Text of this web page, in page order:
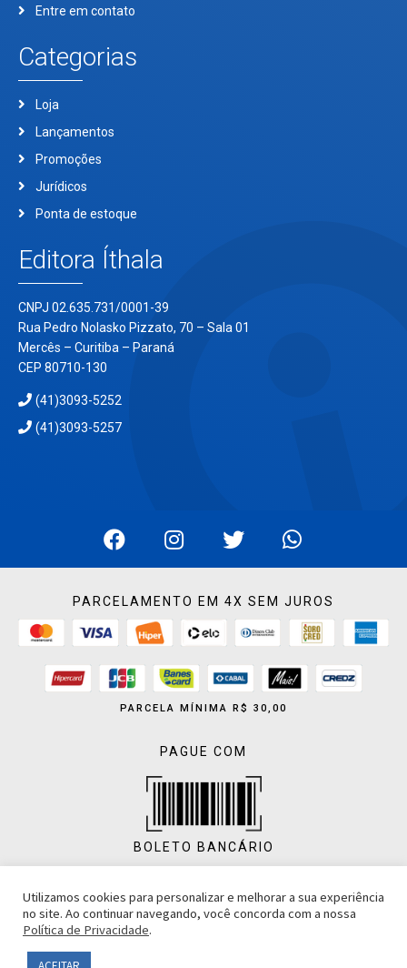
Entre em contato
Categorias
Loja
Lançamentos
Promoções
Jurídicos
Ponta de estoque
Editora Íthala
CNPJ 02.635.731/0001-39
Rua Pedro Nolasko Pizzato, 70 – Sala 01
Mercês – Curitiba – Paraná
CEP 80710-130
(41)3093-5252
(41)3093-5257
PARCELAMENTO EM 4X SEM JUROS
PARCELA MÍNIMA R$ 30,00
PAGUE COM
BOLETO BANCÁRIO
Utilizamos cookies para personalizar e melhorar a sua experiência
no site. Ao continuar navegando, você concorda com a nossa
Política de Privacidade.